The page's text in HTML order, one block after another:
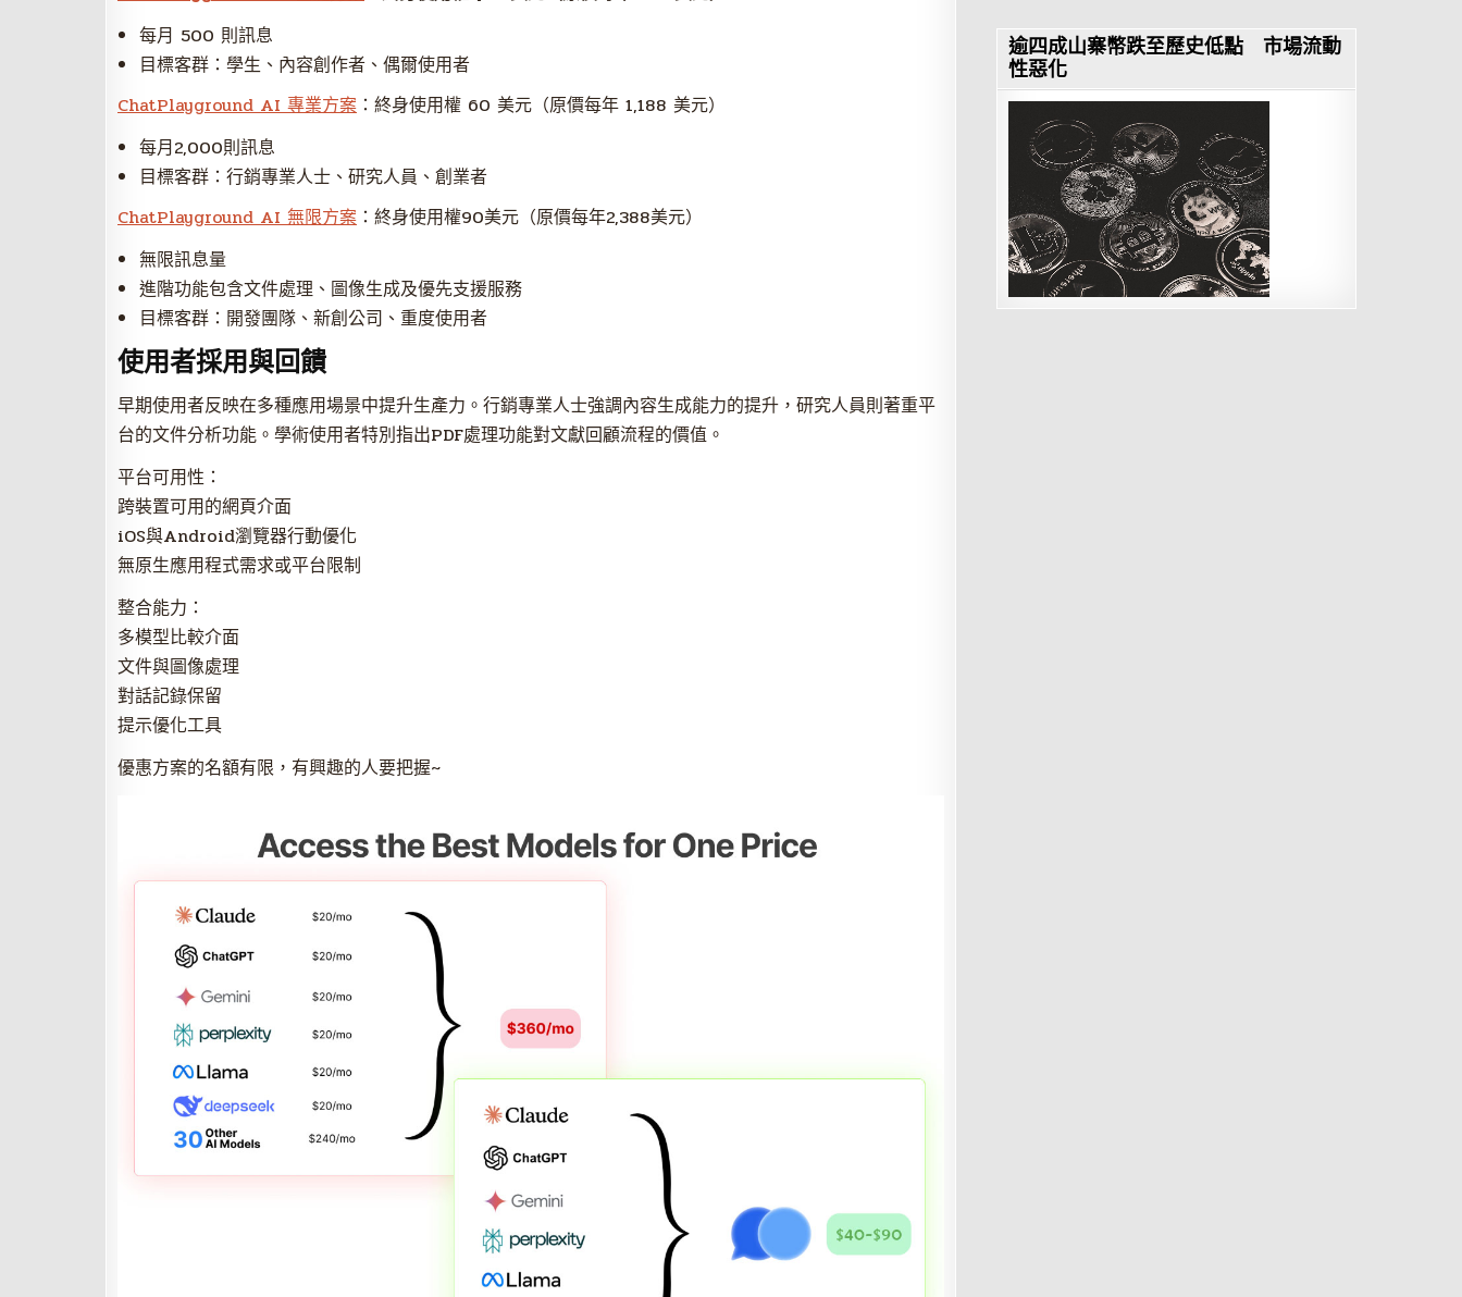
每月 500 則訊息
目標客群：學生、內容創作者、偶爾使用者
ChatPlayground AI 專業方案 ：終身使用權 60 美元（原價每年 1,188 美元）
每月2,000則訊息
目標客群：行銷專業人士、研究人員、創業者
ChatPlayground AI 無限方案 ：終身使用權90美元（原價每年2,388美元）
無限訊息量
進階功能包含文件處理、圖像生成及優先支援服務
目標客群：開發團隊、新創公司、重度使用者
使用者採用與回饋
早期使用者反映在多種應用場景中提升生產力。行銷專業人士強調內容生成能力的提升，研究人員則著重平
台的文件分析功能。學術使用者特別指出PDF處理功能對文獻回顧流程的價值。
平台可用性：
跨裝置可用的網頁介面
iOS與Android瀏覽器行動優化
無原生應用程式需求或平台限制
整合能力：
多模型比較介面
文件與圖像處理
對話記錄保留
提示優化工具
優惠方案的名額有限，有興趣的人要把握~
逾四成山寨幣跌至歷史低點 市場流動
性惡化